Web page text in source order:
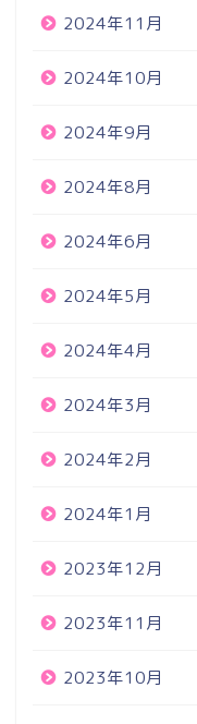
2024年11月
2024年10月
2024年9月
2024年8月
2024年6月
2024年5月
2024年4月
2024年3月
2024年2月
2024年1月
2023年12月
2023年11月
2023年10月